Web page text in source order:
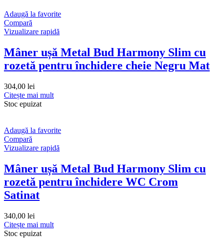
Adaugă la favorite
Compară
Vizualizare rapidă
Mâner ușă Metal Bud Harmony Slim cu
rozetă pentru închidere cheie Negru Mat
304,00 lei
Citește mai mult
Stoc epuizat
Adaugă la favorite
Compară
Vizualizare rapidă
Mâner ușă Metal Bud Harmony Slim cu
rozetă pentru închidere WC Crom
Satinat
340,00 lei
Citește mai mult
Stoc epuizat